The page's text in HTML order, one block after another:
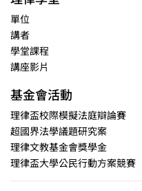
單位
講者
學堂課程
講座影片
基金會活動
理律盃校際模擬法庭辯論賽
超國界法學議題研究案
理律文教基金會獎學金
理律盃大學公民行動方案競賽